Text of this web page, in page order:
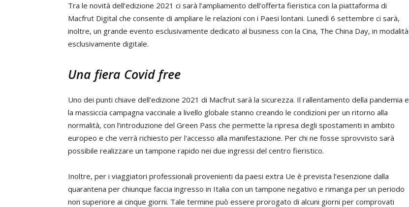
Tra le novità dell’edizione 2021 ci sarà l’ampliamento dell’offerta fieristica con la piattaforma di
Macfrut Digital che consente di ampliare le relazioni con i Paesi lontani. Lunedì 6 settembre ci sarà,
inoltre, un grande evento esclusivamente dedicato al business con la Cina, The China Day, in modalità
esclusivamente digitale.
Una fiera Covid free
Uno dei punti chiave dell’edizione 2021 di Macfrut sarà la sicurezza. Il rallentamento della pandemia e
la massiccia campagna vaccinale a livello globale stanno creando le condizioni per un ritorno alla
normalità, con l’introduzione del Green Pass che permette la ripresa degli spostamenti in ambito
europeo e che verrà richiesto per l'accesso alla manifestazione. Per chi ne fosse sprovvisto sarà
possibile realizzare un tampone rapido nei due ingressi del centro fieristico.
Inoltre, per i viaggiatori professionali provenienti da paesi extra Ue è prevista l’esenzione dalla
quarantena per chiunque faccia ingresso in Italia con un tampone negativo e rimanga per un periodo
non superiore ai cinque giorni. Tale termine può essere prorogato di alcuni giorni per comprovati